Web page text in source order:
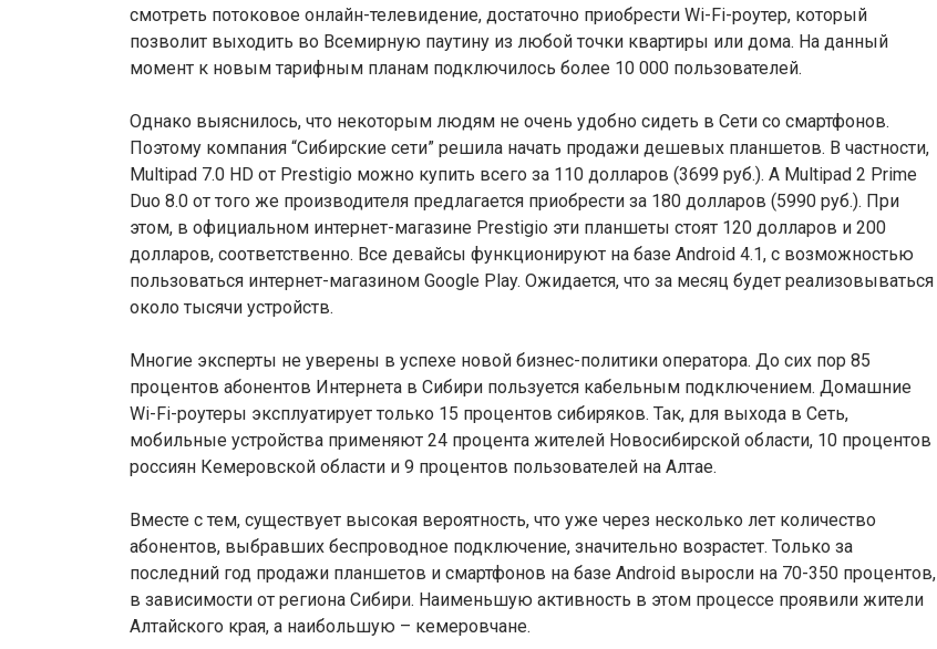
смотреть потоковое онлайн-телевидение, достаточно приобрести Wi-Fi-роутер, который
позволит выходить во Всемирную паутину из любой точки квартиры или дома. На данный
момент к новым тарифным планам подключилось более 10 000 пользователей.
Однако выяснилось, что некоторым людям не очень удобно сидеть в Сети со смартфонов.
Поэтому компания “Сибирские сети” решила начать продажи дешевых планшетов. В частности,
Multipad 7.0 HD от Prestigio можно купить всего за 110 долларов (3699 руб.). А Multipad 2 Prime
Duo 8.0 от того же производителя предлагается приобрести за 180 долларов (5990 руб.). При
этом, в официальном интернет-магазине Prestigio эти планшеты стоят 120 долларов и 200
долларов, соответственно. Все девайсы функционируют на базе Android 4.1, с возможностью
пользоваться интернет-магазином Google Play. Ожидается, что за месяц будет реализовываться
около тысячи устройств.
Многие эксперты не уверены в успехе новой бизнес-политики оператора. До сих пор 85
процентов абонентов Интернета в Сибири пользуется кабельным подключением. Домашние
Wi-Fi-роутеры эксплуатирует только 15 процентов сибиряков. Так, для выхода в Сеть,
мобильные устройства применяют 24 процента жителей Новосибирской области, 10 процентов
россиян Кемеровской области и 9 процентов пользователей на Алтае.
Вместе с тем, существует высокая вероятность, что уже через несколько лет количество
абонентов, выбравших беспроводное подключение, значительно возрастет. Только за
последний год продажи планшетов и смартфонов на базе Android выросли на 70-350 процентов,
в зависимости от региона Сибири. Наименьшую активность в этом процессе проявили жители
Алтайского края, а наибольшую – кемеровчане.